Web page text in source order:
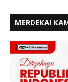
MERDEKA!